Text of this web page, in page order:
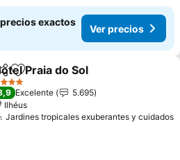
exactos
Ver precios
Agregar a favoritos
Praia do Sol
Excelente
5.695
Ilhéus
Jardines tropicales exuberantes y cuidados